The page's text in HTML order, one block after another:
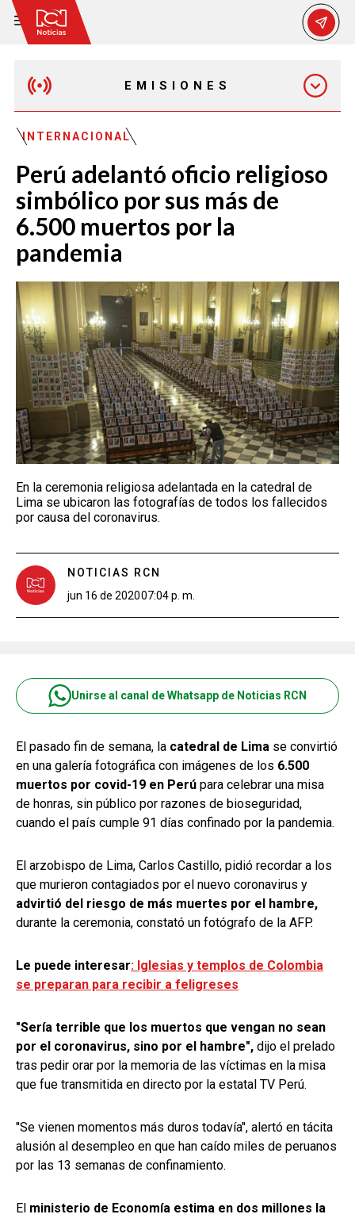
EMISIONES
MAÑANA EXPRESS
EMISIÓN 12:30 PM
EMISIÓN 7:00 PM
EMISIÓN 11:30 PM
INTERNACIONAL
Perú adelantó oficio religioso
simbólico por sus más de
6.500 muertos por la
pandemia
En la ceremonia religiosa adelantada en la catedral de
Lima se ubicaron las fotografías de todos los fallecidos
por causa del coronavirus.
NOTICIAS RCN
jun 16 de 202007:04 p. m.
Unirse al canal de Whatsapp de Noticias RCN
El pasado fin de semana, la catedral de Lima se convirtió
en una galería fotográfica con imágenes de los 6.500
muertos por covid-19 en Perú para celebrar una misa
de honras, sin público por razones de bioseguridad,
cuando el país cumple 91 días confinado por la pandemia.
El arzobispo de Lima, Carlos Castillo, pidió recordar a los
que murieron contagiados por el nuevo coronavirus y
advirtió del riesgo de más muertes por el hambre,
durante la ceremonia, constató un fotógrafo de la AFP.
Le puede interesar: Iglesias y templos de Colombia
se preparan para recibir a feligreses
"Sería terrible que los muertos que vengan no sean
por el coronavirus, sino por el hambre", dijo el prelado
tras pedir orar por la memoria de las víctimas en la misa
que fue transmitida en directo por la estatal TV Perú.
"Se vienen momentos más duros todavía", alertó en tácita
alusión al desempleo en que han caído miles de peruanos
por las 13 semanas de confinamiento.
El ministerio de Economía estima en dos millones la